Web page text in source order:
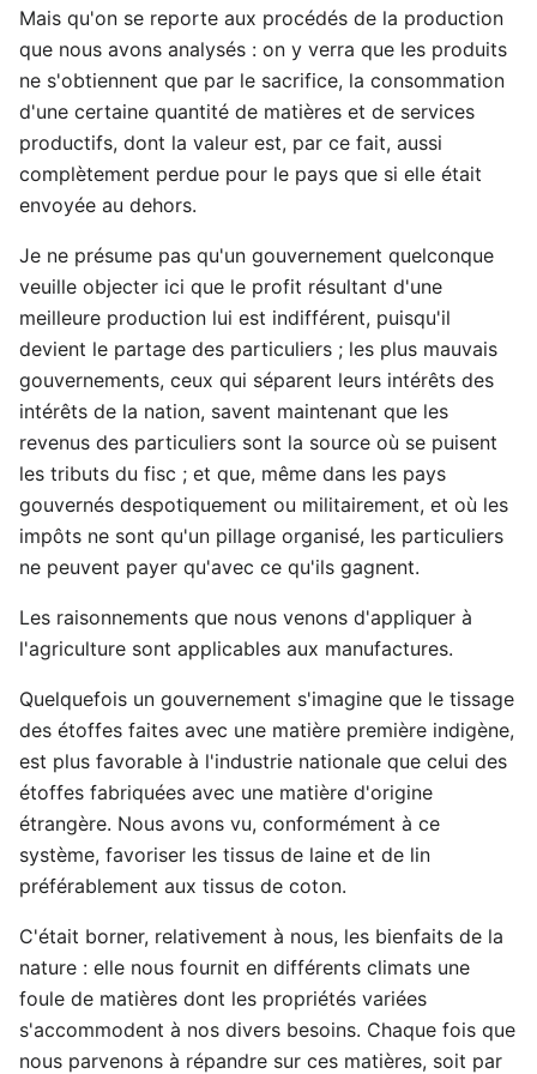
Mais qu'on se reporte aux procédés de la production
que nous avons analysés : on y verra que les produits
ne s'obtiennent que par le sacrifice, la consommation
d'une certaine quantité de matières et de services
productifs, dont la valeur est, par ce fait, aussi
complètement perdue pour le pays que si elle était
envoyée au dehors.
Je ne présume pas qu'un gouvernement quelconque
veuille objecter ici que le profit résultant d'une
meilleure production lui est indifférent, puisqu'il
devient le partage des particuliers ; les plus mauvais
gouvernements, ceux qui séparent leurs intérêts des
intérêts de la nation, savent maintenant que les
revenus des particuliers sont la source où se puisent
les tributs du fisc ; et que, même dans les pays
gouvernés despotiquement ou militairement, et où les
impôts ne sont qu'un pillage organisé, les particuliers
ne peuvent payer qu'avec ce qu'ils gagnent.
Les raisonnements que nous venons d'appliquer à
l'agriculture sont applicables aux manufactures.
Quelquefois un gouvernement s'imagine que le tissage
des étoffes faites avec une matière première indigène,
est plus favorable à l'industrie nationale que celui des
étoffes fabriquées avec une matière d'origine
étrangère. Nous avons vu, conformément à ce
système, favoriser les tissus de laine et de lin
préférablement aux tissus de coton.
C'était borner, relativement à nous, les bienfaits de la
nature : elle nous fournit en différents climats une
foule de matières dont les propriétés variées
s'accommodent à nos divers besoins. Chaque fois que
nous parvenons à répandre sur ces matières, soit par